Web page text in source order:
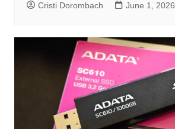
Cristi Dorombach June 1, 2026